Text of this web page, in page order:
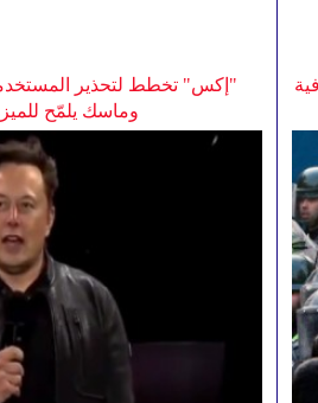
"إكس" تخطط لتحذير
وماسك يلمّح